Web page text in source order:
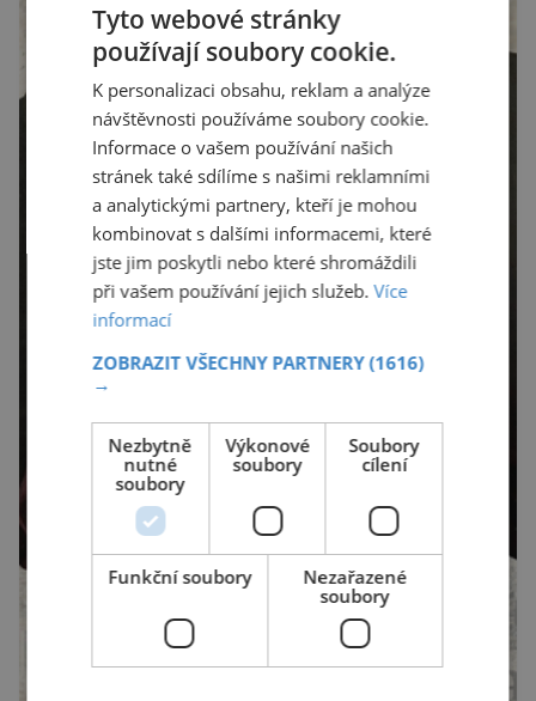
Tyto webové stránky
používají soubory cookie.
K personalizaci obsahu, reklam a analýze
návštěvnosti používáme soubory cookie.
Informace o vašem používání našich
stránek také sdílíme s našimi reklamními
a analytickými partnery, kteří je mohou
kombinovat s dalšími informacemi, které
jste jim poskytli nebo které shromáždili
při vašem používání jejich služeb.Více
informací
ZOBRAZIT VŠECHNY PARTNERY(1616)
→
Nezbytně
nutné
soubory
Výkonové
soubory
Soubory
cílení
Funkční soubory
Nezařazené
soubory